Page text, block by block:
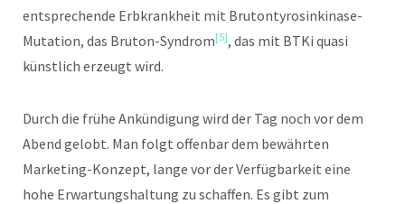
entsprechende Erbkrankheit mit Brutontyrosinkinase-
Mutation, das Bruton-Syndrom[5], das mit BTKi quasi
künstlich erzeugt wird.
Durch die frühe Ankündigung wird der Tag noch vor dem
Abend gelobt. Man folgt offenbar dem bewährten
Marketing-Konzept, lange vor der Verfügbarkeit eine
hohe Erwartungshaltung zu schaffen. Es gibt zum